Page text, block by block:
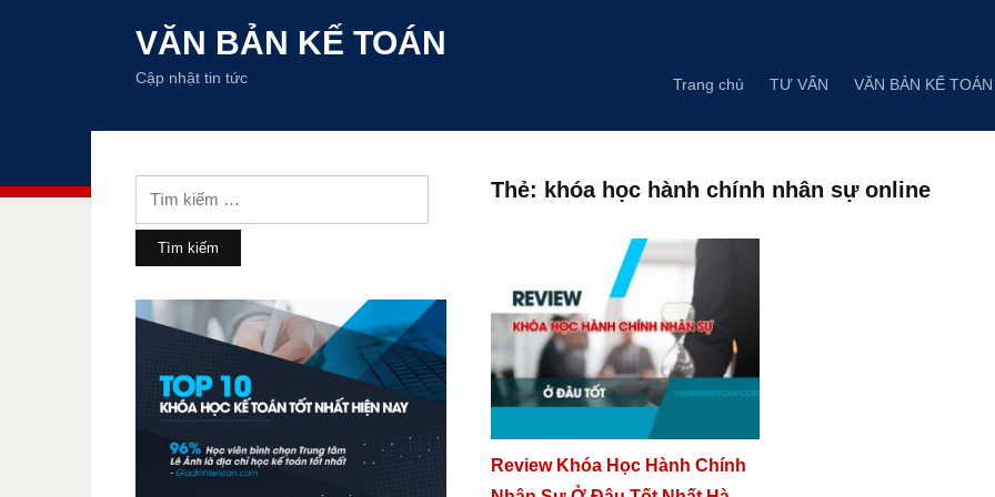
VĂN BẢN KẾ TOÁN
Cập nhật tin tức Trang chủ TƯ VẤN VĂN BẢN KẾ TOÁN
Thẻ: khóa học hành chính nhân sự online
Review Khóa Học Hành Chính
cho: